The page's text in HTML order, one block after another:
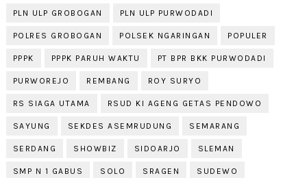
PLN ULP GROBOGAN PLN ULP PURWODADI
POLRES GROBOGAN POLSEK NGARINGAN POPULER
PPPK PPPK PARUH WAKTU PT BPR BKK PURWODADI
PURWOREJO REMBANG ROY SURYO
RS SIAGA UTAMA RSUD KI AGENG GETAS PENDOWO
SAYUNG SEKDES ASEMRUDUNG SEMARANG
SERDANG SHOWBIZ SIDOARJO SLEMAN
SMP N 1 GABUS SOLO SRAGEN SUDEWO